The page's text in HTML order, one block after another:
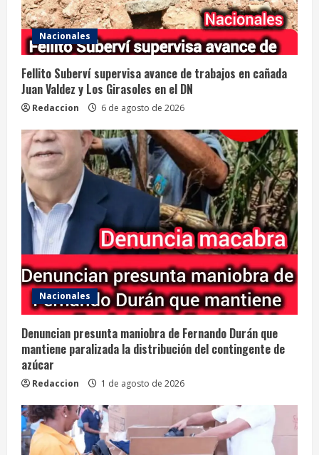
Nacionales
Fellito Suberví supervisa avance de trabajos en cañada
Juan Valdez y Los Girasoles en el DN
Redaccion 6 de agosto de 2026
Nacionales
Denuncian presunta maniobra de Fernando Durán que
mantiene paralizada la distribución del contingente de
azúcar
Redaccion 1 de agosto de 2026